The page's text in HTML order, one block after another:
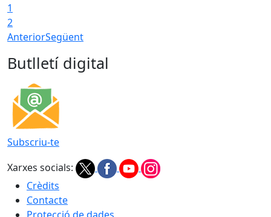
1
2
AnteriorSegüent
Butlletí digital
Subscriu-te
Xarxes socials:
Crèdits
Contacte